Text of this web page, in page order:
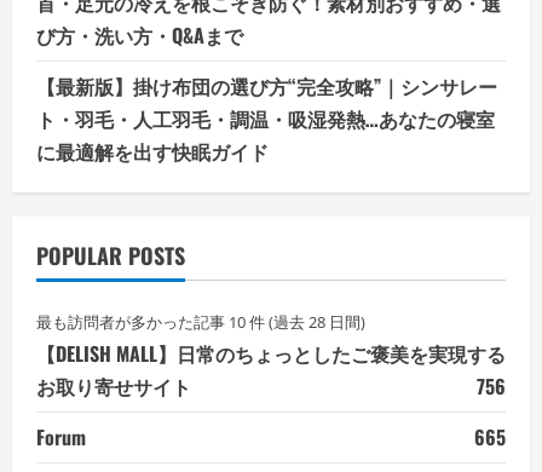
び方・洗い方・Q&Aまで
【最新版】掛け布団の選び方“完全攻略”｜シンサレー
ト・羽毛・人工羽毛・調温・吸湿発熱…あなたの寝室
に最適解を出す快眠ガイド
POPULAR POSTS
最も訪問者が多かった記事 10 件 (過去 28 日間)
【DELISH MALL】日常のちょっとしたご褒美を実現する
お取り寄せサイト
756
Forum
665